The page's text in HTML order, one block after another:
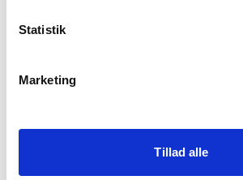
Statistik
Marketing
Tillad alle